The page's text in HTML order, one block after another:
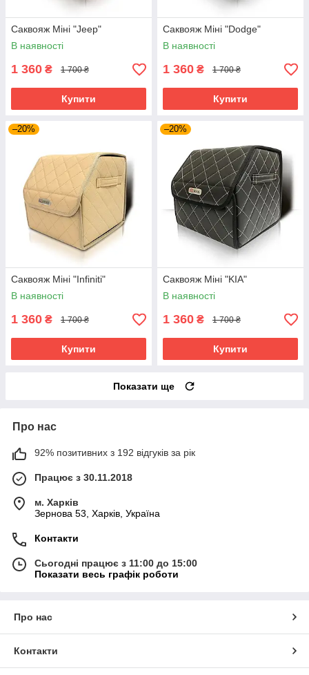
Саквояж Міні "Jeep"
В наявності
1 360 ₴ 1 700 ₴
Купити
Саквояж Міні "Dodge"
В наявності
1 360 ₴ 1 700 ₴
Купити
–20%
Саквояж Міні "Infiniti"
В наявності
1 360 ₴ 1 700 ₴
Купити
–20%
Саквояж Міні "KIA"
В наявності
1 360 ₴ 1 700 ₴
Купити
Показати ще
Про нас
92% позитивних з 192 відгуків за рік
Працює з 30.11.2018
м. Харків
Зернова 53, Харків, Україна
Контакти
Сьогодні працює з 11:00 до 15:00
Показати весь графік роботи
Про нас
Контакти